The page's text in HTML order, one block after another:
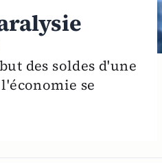
des soldes d'une
se